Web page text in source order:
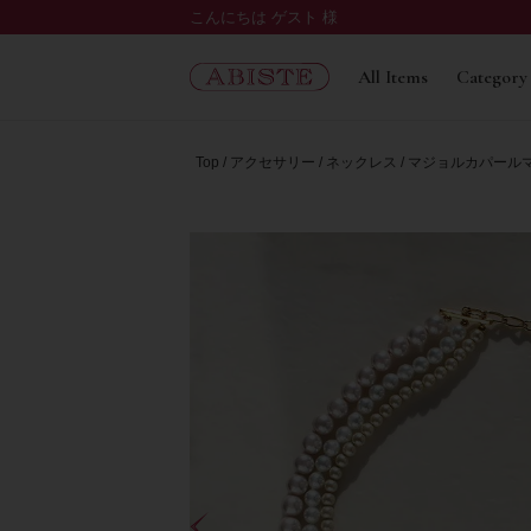
こんにちは ゲスト 様
All Items Category
Top アクセサリー ネックレス マジョルカパール